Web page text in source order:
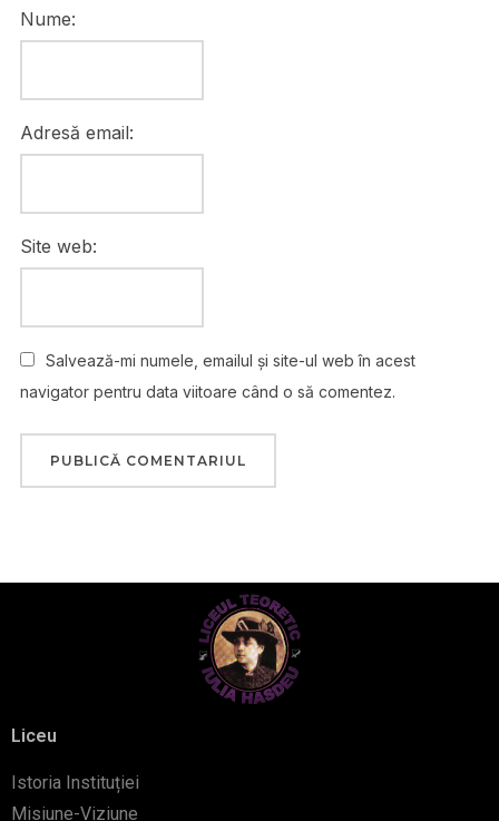
Nume:
Adresă email:
Site web:
Salvează-mi numele, emailul și site-ul web în acest
navigator pentru data viitoare când o să comentez.
Liceu
Istoria Instituției
Misiune-Viziune